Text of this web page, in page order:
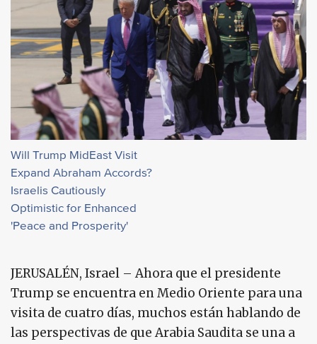
Will Trump MidEast Visit
Expand Abraham Accords?
Israelis Cautiously
Optimistic for Enhanced
'Peace and Prosperity'
JERUSALÉN, Israel – Ahora que el presidente
Trump se encuentra en Medio Oriente para una
visita de cuatro días, muchos están hablando de
las perspectivas de que Arabia Saudita se una a